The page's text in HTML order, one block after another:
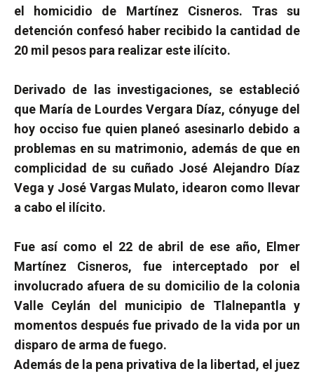
el homicidio de Martínez Cisneros. Tras su
detención confesó haber recibido la cantidad de
20 mil pesos para realizar este ilícito.
Derivado de las investigaciones, se estableció
que María de Lourdes Vergara Díaz, cónyuge del
hoy occiso fue quien planeó asesinarlo debido a
problemas en su matrimonio, además de que en
complicidad de su cuñado José Alejandro Díaz
Vega y José Vargas Mulato, idearon como llevar
a cabo el ilícito.
Fue así como el 22 de abril de ese año, Elmer
Martínez Cisneros, fue interceptado por el
involucrado afuera de su domicilio de la colonia
Valle Ceylán del municipio de Tlalnepantla y
momentos después fue privado de la vida por un
disparo de arma de fuego.
Además de la pena privativa de la libertad, el juez